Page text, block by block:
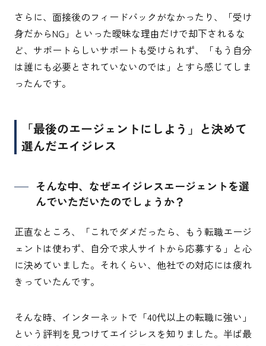
さらに、面接後のフィードバックがなかったり、「受け
身だからNG」といった曖昧な理由だけで却下されるな
ど、サポートらしいサポートも受けられず、「もう自分
は誰にも必要とされていないのでは」とすら感じてしま
ったんです。
「最後のエージェントにしよう」と決めて
選んだエイジレス
そんな中、なぜエイジレスエージェントを選
んでいただいたのでしょうか？
正直なところ、「これでダメだったら、もう転職エージ
ェントは使わず、自分で求人サイトから応募する」と心
に決めていました。それくらい、他社での対応には疲れ
きっていたんです。
そんな時、インターネットで「40代以上の転職に強い」
という評判を見つけてエイジレスを知りました。半ば最